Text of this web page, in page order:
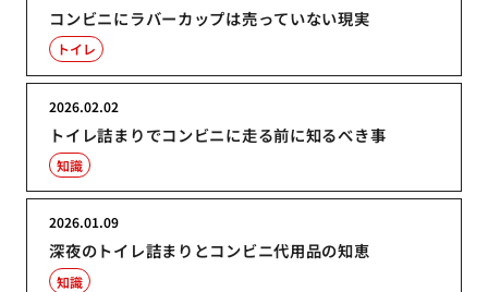
コンビニにラバーカップは売っていない現実
トイレ
トイレ詰まりでコンビニに走る前に知るべき事
2026.02.02
知識
深夜のトイレ詰まりとコンビニ代用品の知恵
2026.01.09
知識